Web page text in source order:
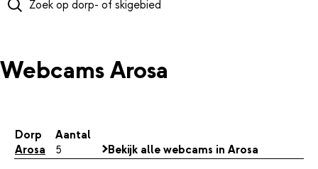
Webcams Arosa
Dorp
Aantal
Arosa
5 Bekijk alle webcams in Arosa